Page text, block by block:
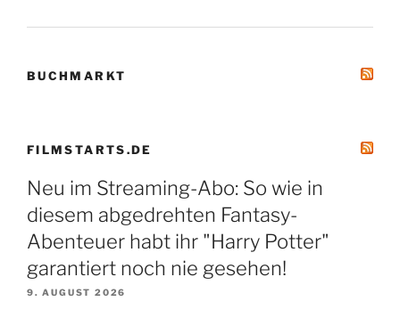
BUCHMARKT
FILMSTARTS.DE
Neu im Streaming-Abo: So wie in
diesem abgedrehten Fantasy-
Abenteuer habt ihr "Harry Potter"
garantiert noch nie gesehen!
9. AUGUST 2026